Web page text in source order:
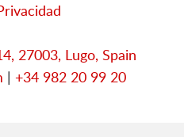
27003, Lugo, Spain
| +34 982 20 99 20